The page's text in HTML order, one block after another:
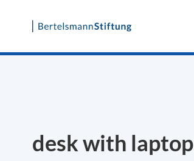
Skip
desk with laptop